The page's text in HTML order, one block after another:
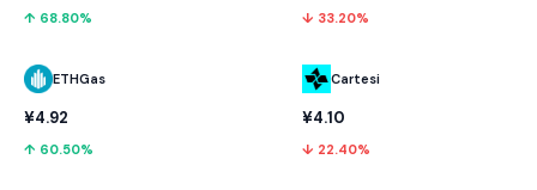
↑ 68.80%
ETHGas
¥4.92
↑ 60.50%
↓ 33.20%
Cartesi
¥4.10
↓ 22.40%